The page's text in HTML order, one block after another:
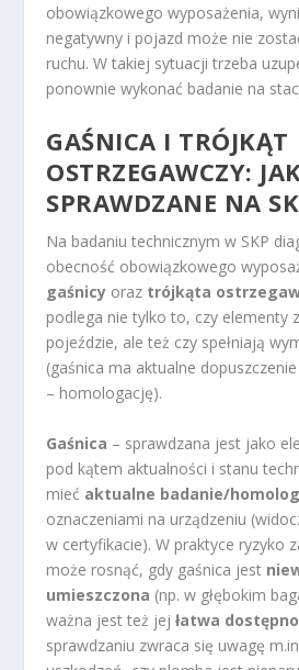
obowiązkowego wyposażenia,
negatywny i pojazd może nie
ruchu. W takiej sytuacji trzeba
ponownie wykonać badanie na
GAŚNICA I TRÓJKĄT
OSTRZEGAWCZY:
SPRAWDZANE NA
Na badaniu technicznym w SKP
obecność obowiązkowego
gaśnicy oraz trójkąta
podlega nie tylko to, czy elementy
pojeździe, ale też czy spełniają
(gaśnica ma aktualne
– homologację).
Gaśnica – sprawdzana jest jako
pod kątem aktualności i stanu
mieć aktualne badanie/
oznaczeniami na urządzeniu
w certyfikacie). W praktyce ryzyko
może rosnąć, gdy gaśnica jest
umieszczona (np. w głębokim
ważna jest też jejłatwa
sprawdzaniu zwraca się uwagę